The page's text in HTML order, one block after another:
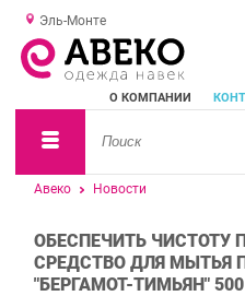
Эль-Монте
О КОМПАНИИ
Авеко Новости
ОБЕСПЕЧИТЬ ЧИСТОТУ
СРЕДСТВО ДЛЯ МЫТЬЯ
"БЕРГАМОТ-ТИМЬЯН"